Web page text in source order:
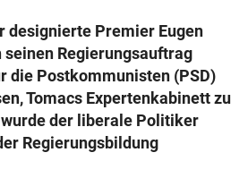
designierte Premier Eugen
seinen Regierungsauftrag
die Postkommunisten (PSD)
Tomacs Expertenkabinett zu
der liberale Politiker
Regierungsbildung